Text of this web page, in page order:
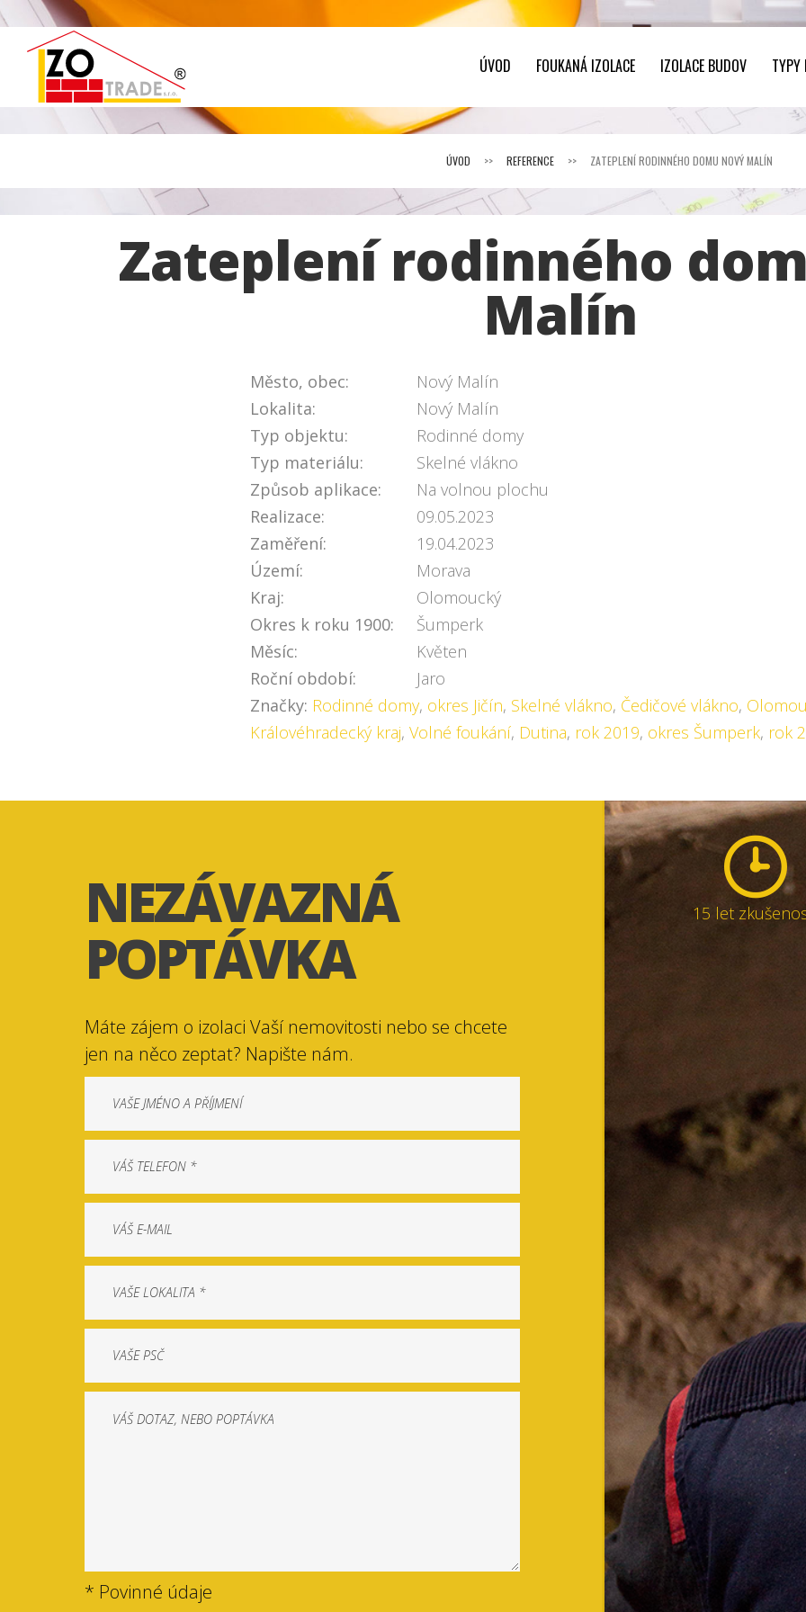
ÚVOD FOUKANÁ IZOLACE IZOLACE BUDOV TYPY
ÚVOD >> REFERENCE >> ZATEPLENÍ RODINNÉHO DOMU NOVÝ MALÍN
Zateplení rodinného
Malín
Město, obec:
Nový Malín
Lokalita:
Nový Malín
Typ objektu:
Rodinné domy
Typ materiálu:
Skelné vlákno
Způsob aplikace:
Na volnou plochu
Realizace:
09.05.2023
Zaměření:
19.04.2023
Území:
Morava
Kraj:
Olomoucký
Okres k roku 1900:
Šumperk
Měsíc:
Květen
Roční období:
Jaro
Značky: Rodinné domy, okres Jičín, Skelné vlákno, Čedičové vlákno,
Královéhradecký kraj,Volné foukání, Dutina, rok 2019, okres Šumperk, rok
NEZÁVAZNÁ
POPTÁVKA
Máte zájem o izolaci Vaší nemovitosti nebo se chcete
jen na něco zeptat? Napište nám.
* Povinné údaje
15 let